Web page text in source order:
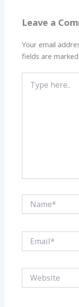
Leave a
Your email
fields are
here..